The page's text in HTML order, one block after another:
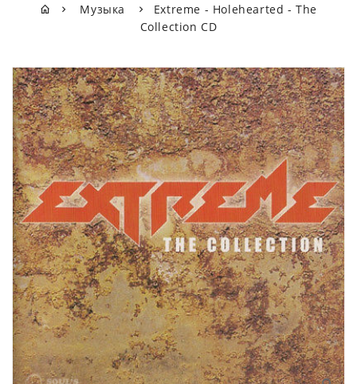
Музыка
Extreme - Holehearted - The
Collection CD